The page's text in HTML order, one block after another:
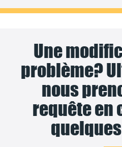
Une
problème?
nous
requête en